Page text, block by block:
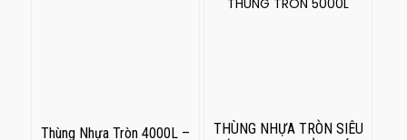
Thùng Nhựa Tròn 4000L –
THÙNG NHỰA TRÒN SIÊU